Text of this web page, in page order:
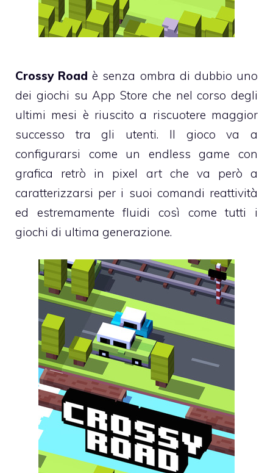
Crossy Road è senza ombra di dubbio uno
dei giochi su App Store che nel corso degli
ultimi mesi è riuscito a riscuotere maggior
successo tra gli utenti. Il gioco va a
configurarsi come un endless game con
grafica retrò in pixel art che va però a
caratterizzarsi per i suoi comandi reattività
ed estremamente fluidi così come tutti i
giochi di ultima generazione.